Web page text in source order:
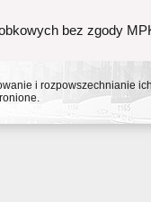
bez zgody
i rozpowszechnianie